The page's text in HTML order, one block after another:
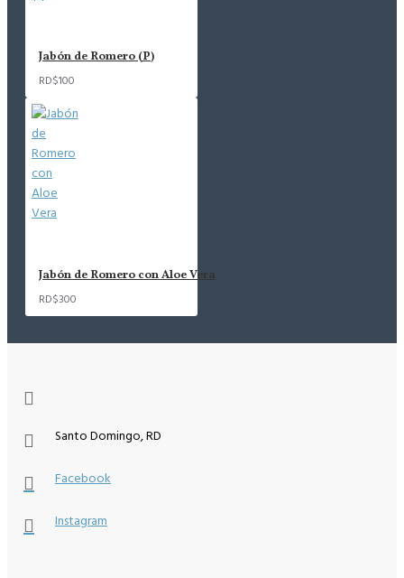
Jabón de Romero (P)
RD$100
Jabón de Romero con Aloe Vera
RD$300
Santo Domingo, RD
Facebook
Instagram